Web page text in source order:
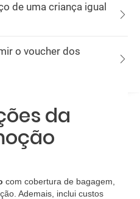
de uma criança igual
o voucher dos
da
com cobertura de bagagem,
Ademais, inclui custos